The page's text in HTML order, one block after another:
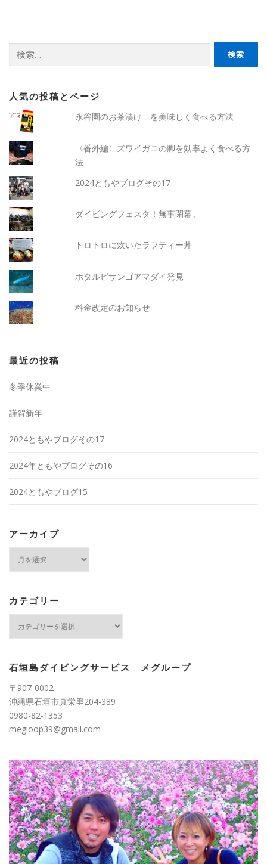
索:
人気の投稿とページ
永谷園のお茶漬け を美味しく食べる方法
〈番外編〉ズワイガニの脚を効率よく食べる方
法
2024ともやブログその17
ダイビングフェスタ！無事閉幕。
トロトロに炊いたラフティー丼
ホタルビサンゴアマダイ発見
料金改定のお知らせ
最近の投稿
冬季休業中
謹賀新年
2024ともやブログその17
2024年ともやブログその16
2024ともやブログ15
アーカイブ
ブ
カテゴリー
ー
石垣島ダイビングサービス メグループ
〒907-0002
沖縄県石垣市真栄里204-389
0980-82-1353
megloop39@gmail.com